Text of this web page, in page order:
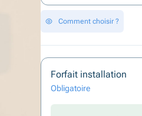
Comment choisir ?
Forfait installation
Obligatoire